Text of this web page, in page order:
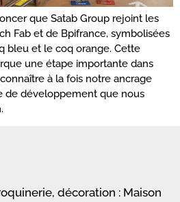
que Satab Group rejoint les
Fab et de Bpifrance, symbolisées
bleu et le coq orange. Cette
une étape importante dans
à la fois notre ancrage
de développement que nous
décoration : Maison